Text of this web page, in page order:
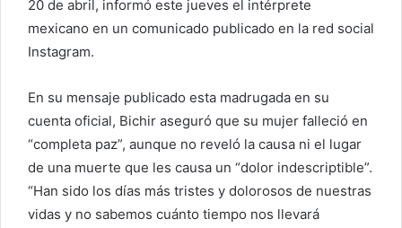
20 de abril, informó este jueves el intérprete
mexicano en un comunicado publicado en la red social
Instagram.
En su mensaje publicado esta madrugada en su
cuenta oficial, Bichir aseguró que su mujer falleció en
“completa paz”, aunque no reveló la causa ni el lugar
de una muerte que les causa un “dolor indescriptible”.
“Han sido los días más tristes y dolorosos de nuestras
vidas y no sabemos cuánto tiempo nos llevará